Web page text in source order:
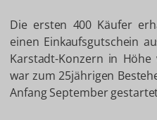
Die ersten 400 Käufer
einen Einkaufsgutschein
Karstadt-Konzern in
war zum 25jährigen
Anfang September